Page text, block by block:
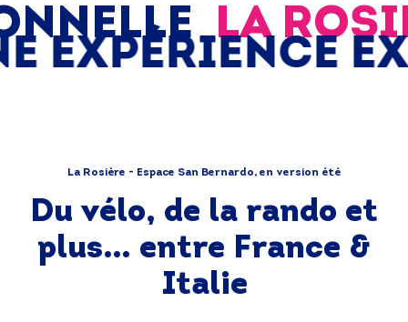
LA
EXPÉRIENCE
La Rosière - Espace San Bernardo, en version été
Du vélo, de la rando et
plus… entre France &
Italie